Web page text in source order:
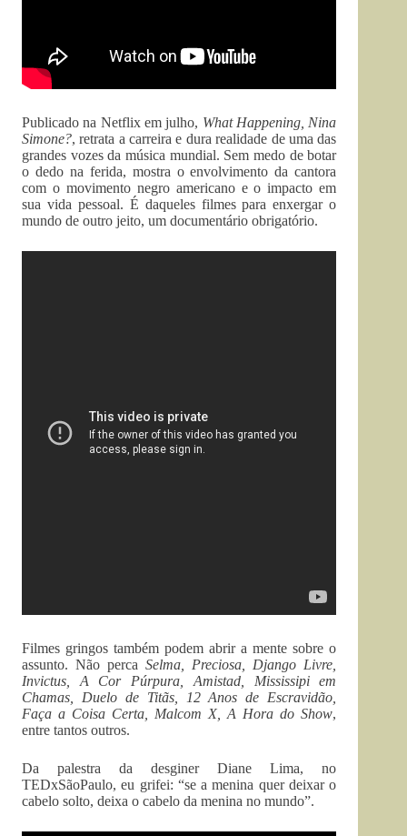
Publicado na Netflix em julho, What Happening, Nina
Simone?, retrata a carreira e dura realidade de uma das
grandes vozes da música mundial. Sem medo de botar
o dedo na ferida, mostra o envolvimento da cantora
com o movimento negro americano e o impacto em
sua vida pessoal. É daqueles filmes para enxergar o
mundo de outro jeito, um documentário obrigatório.
Filmes gringos também podem abrir a mente sobre o
assunto. Não percaSelma, Preciosa, Django Livre,
Invictus, A Cor Púrpura, Amistad, Mississipi em
Chamas, Duelo de Titãs, 12 Anos de Escravidão,
Faça a Coisa Certa, Malcom X, A Hora do Show,
entre tantos outros.
Da palestra da desginer Diane Lima, no
TEDxSãoPaulo, eu grifei: “se a menina quer deixar o
cabelo solto, deixa o cabelo da menina no mundo”.